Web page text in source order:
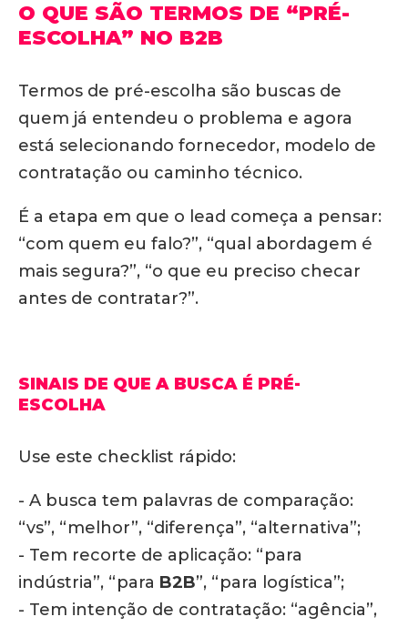
O QUE SÃO TERMOS DE “PRÉ-
ESCOLHA” NO B2B
Termos de pré-escolha são buscas de
quem já entendeu o problema e agora
está selecionando fornecedor, modelo de
contratação ou caminho técnico.
É a etapa em que o lead começa a pensar:
“com quem eu falo?”, “qual abordagem é
mais segura?”, “o que eu preciso checar
antes de contratar?”.
SINAIS DE QUE A BUSCA É PRÉ-
ESCOLHA
Use este checklist rápido:
- A busca tem palavras de comparação:
“vs”, “melhor”, “diferença”, “alternativa”;
- Tem recorte de aplicação: “para
indústria”, “para B2B”, “para logística”;
- Tem intenção de contratação: “agência”,